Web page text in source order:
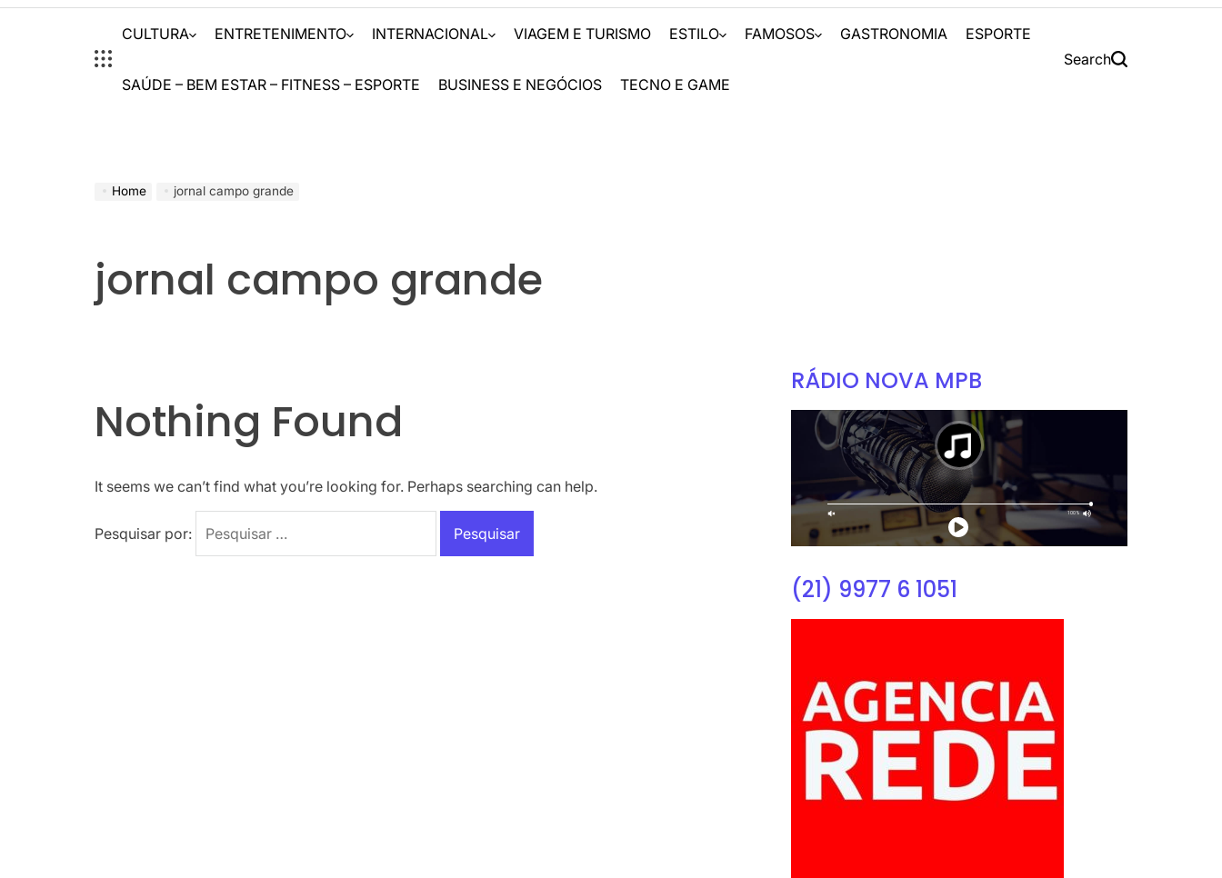
CULTURA ENTRETENIMENTO INTERNACIONAL VIAGEM E TURISMO ESTILO FAMOSOS GASTRONOMIA ESPORTE
SAÚDE – BEM ESTAR – FITNESS – ESPORTE BUSINESS E NEGÓCIOS TECNO E GAME
Search
Home jornal campo grande
jornal campo grande
Nothing Found
It seems we can’t find what you’re looking for. Perhaps searching can help.
Pesquisar por:
RÁDIO NOVA MPB
(21) 9977 6 1051